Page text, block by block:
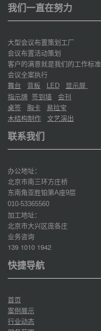
我们一直在努力
大型会议布置策划工厂
会议布置活动策划
客户的满意就是我们的工作标准
会议全案执行
舞台
背板 LED
显示屏
指示牌 签到墙
会刊
桌签
胸卡
易拉宝
木结构制作
文艺演出
联系我们
办公地址：
北京市南三环方庄桥
东南角亚胜铂第A座9层
010-53365560
加工地址：
北京市大兴区庞各庄
业务咨询
139 1010 1942
快捷导航
首页
案例展示
行业动态